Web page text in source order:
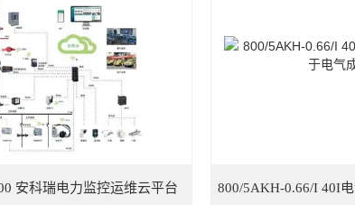
安科瑞电力监控运维云平台